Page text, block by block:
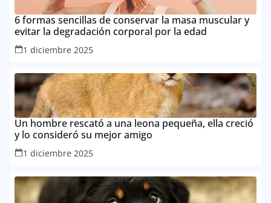
6 formas sencillas de conservar la masa muscular y
evitar la degradación corporal por la edad
1 diciembre 2025
Un hombre rescató a una leona pequeña, ella creció
y lo consideró su mejor amigo
1 diciembre 2025